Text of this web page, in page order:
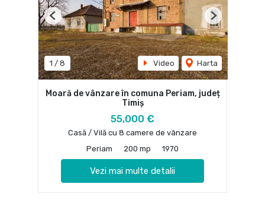
1 / 8 Video Harta
Previous Next
Moară de vânzare în comuna Periam, județ
Timiș
55,000 €
Casă / Vilă cu 8 camere de vânzare
Periam
200 mp 1970
Vezi mai multe detalii